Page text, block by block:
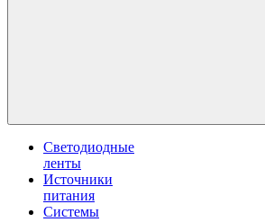
Светодиодные
ленты
Источники
питания
Системы